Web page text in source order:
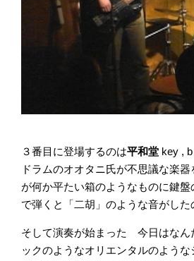
３番目に登場するのは平和堂 key ,
ドラムのオオタニ氏が不思議な楽
が何か平たい箱のようなものに鍵
で弾くと「二胡」のような音がし
そして演奏が始まった 今日はなん
ックのようなオリエンタルのよう